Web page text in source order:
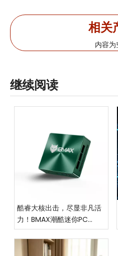
相关
内容为
继续阅读
酷睿大核出击，尽显非凡活
力！BMAX潮酷迷你PC
MaxMini B6惊艳上市